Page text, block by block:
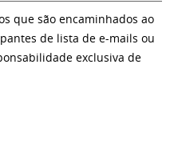
que são encaminhados ao
de lista de e-mails ou
exclusiva de